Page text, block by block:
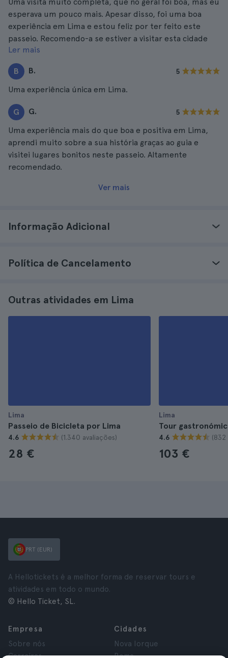
esperava um pouco mais. Apesar disso, foi uma boa
experiência em Lima e estou feliz por ter feito este
passeio. Recomendo-a se estiver a visitar esta cidade
pela primeira vez.
Ler mais
B B. 5
Uma experiência única em Lima.
G G. 5
Uma experiência mais do que boa e positiva em Lima,
aprendi muito sobre a sua história graças ao guia e
visitei lugares bonitos neste passeio. Altamente
recomendado.
Ver mais
Informação Adicional
Política de Cancelamento
Outras atividades em Lima
Lima
Passeio de Bicicleta por Lima
4.6 (1.340 avaliações)
28 €
Lima
Tour
4.6 (832
103 €
PRT (EUR)
A Hellotickets é a melhor forma de reservar tours e
atividades em todo o mundo.
© Hello Ticket, SL.
Empresa
Sobre nós
Carreiras
Cidades
Nova Iorque
Roma